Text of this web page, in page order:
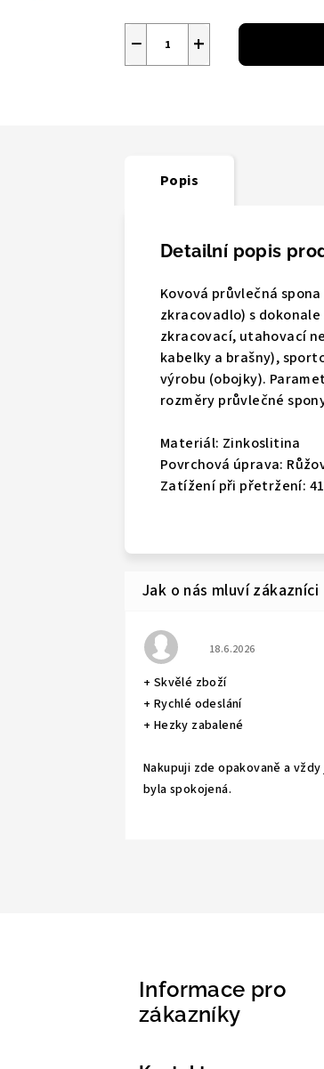
+
−
Popis
Detailní popis
Kovová průvlečná
zkracovadlo) s
zkracovací, utahovací
kabelky a brašny),
výrobu (obojky).
rozměry průvlečné
Materiál: Zinkoslitina
Povrchová úprava:
Zatížení při přetržení:
Hodnocení
18.6.2026
+ Skvělé zboží
+ Rychlé odeslání
+ Hezky zabalené
Nakupuji zde opakovaně a vždy
byla spokojená.
Informace pro
zákazníky